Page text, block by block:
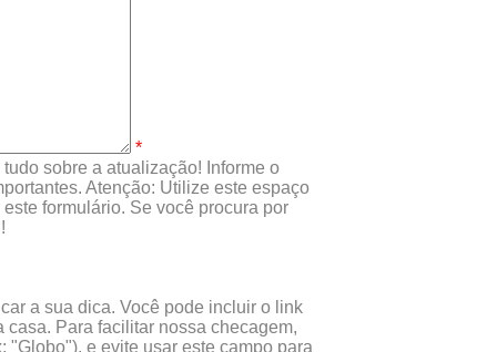
*
sobre a atualização! Informe o
Atenção: Utilize este espaço
formulário. Se você procura por
a sua dica. Você pode incluir o link
Para facilitar nossa checagem,
"Globo"), e evite usar este campo para